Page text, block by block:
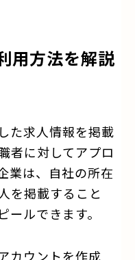
用方法を解説
た求人情報を掲載
者に対してアプロ
業は、自社の所在
を掲載すること
ルできます。
カウントを作成